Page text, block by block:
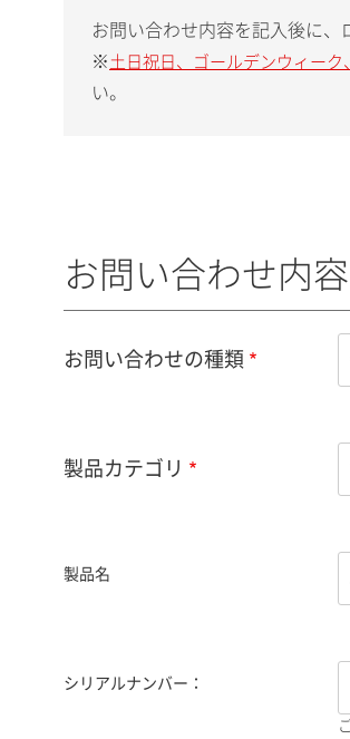
お問い合わせ内容を記入後に、
※ 土日祝日、ゴールデンウィー
い。
お問い合わせ内容
お問い合わせの種類
製品カテゴリ
製品名
シリアルナンバー：